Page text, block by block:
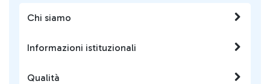
Chi siamo
Informazioni istituzionali
Qualità